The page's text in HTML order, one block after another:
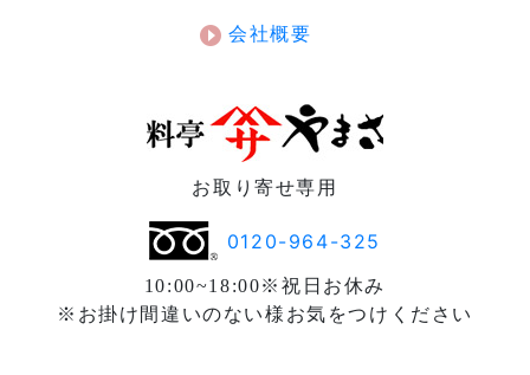
会社概要
お取り寄せ専用
0120-964-325
10:00~18:00※祝日お休み
※お掛け間違いのない様お気をつけください